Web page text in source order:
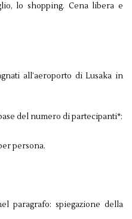
lo shopping. Cena libera e
all’aeroporto di Lusaka in
del numero di partecipanti*:
persona.
paragrafo: spiegazione della